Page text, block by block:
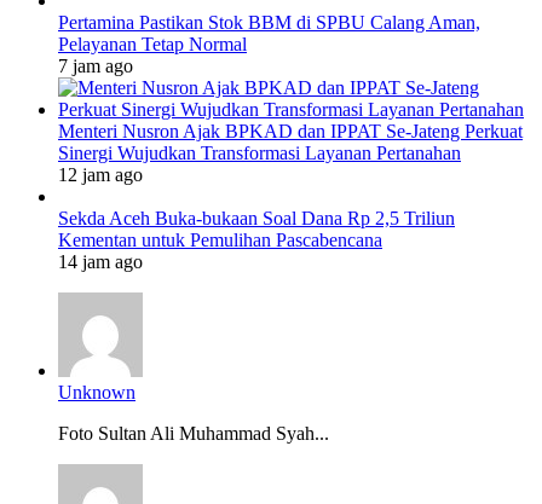
Pertamina Pastikan Stok BBM di SPBU Calang Aman,
Pelayanan Tetap Normal
7 jam ago
Menteri Nusron Ajak BPKAD dan IPPAT Se-Jateng Perkuat
Sinergi Wujudkan Transformasi Layanan Pertanahan
12 jam ago
Sekda Aceh Buka-bukaan Soal Dana Rp 2,5 Triliun
Kementan untuk Pemulihan Pascabencana
14 jam ago
Unknown
Foto Sultan Ali Muhammad Syah...